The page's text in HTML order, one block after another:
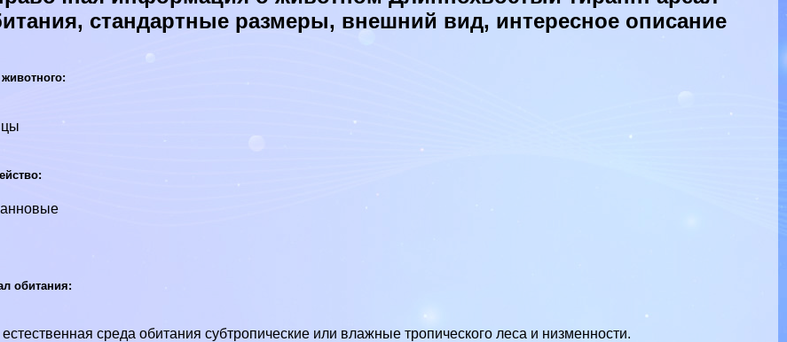
стандартные размеры, внешний вид, интересное описание
обитания:
естественная среда обитания субтропические или влажные тропического леса и низменности.